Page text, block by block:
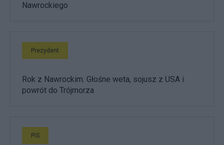
Nawrockiego
Prezydent
Rok z Nawrockim. Głośne weta, sojusz z USA i
powrót do Trójmorza
PiS